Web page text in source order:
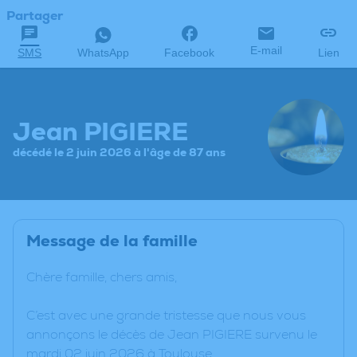
Partager
SMS WhatsApp Facebook E-mail Lien
Jean PIGIERE
décédé le 2 juin 2026 à l'âge de 87 ans
Message de la famille
Chère famille, chers amis,
C’est avec une grande tristesse que nous vous
annonçons le décès de Jean PIGIERE survenu le
mardi 02 juin 2026 à Toulouse.